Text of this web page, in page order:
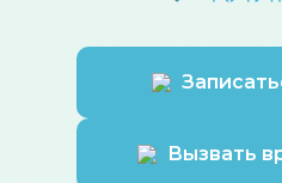
Вызвать